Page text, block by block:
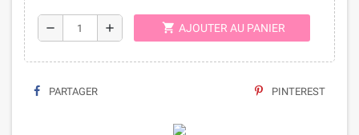
remove add shopping_cart AJOUTER AU PANIER
PARTAGER PINTEREST